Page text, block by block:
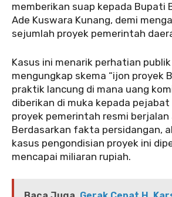
memberikan suap kepada Bupati
Ade Kuswara Kunang, demi
sejumlah proyek pemerintah
‎‎Kasus ini menarik perhatian
mengungkap skema “ijon proyek
praktik lancung di mana uang
diberikan di muka kepada
proyek pemerintah resmi
Berdasarkan fakta persidangan,
kasus pengondisian proyek ini
mencapai miliaran rupiah.